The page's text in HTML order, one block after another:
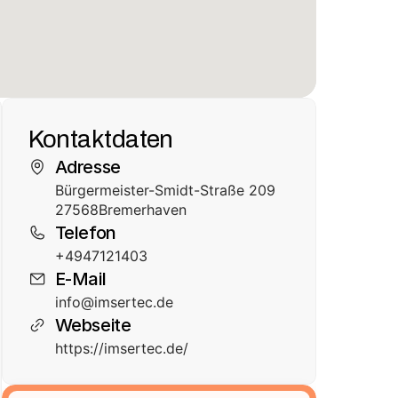
Kontaktdaten
Adresse
Bürgermeister-Smidt-Straße 209
27568Bremerhaven
Telefon
+4947121403
E-Mail
info@imsertec.de
Webseite
https://imsertec.de/